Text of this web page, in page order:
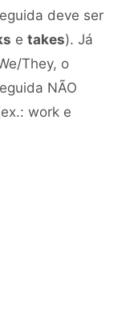
deve ser
e takes). Já
They, o
NÃO
work e